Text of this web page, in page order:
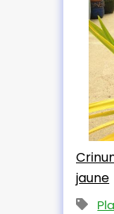
jaune